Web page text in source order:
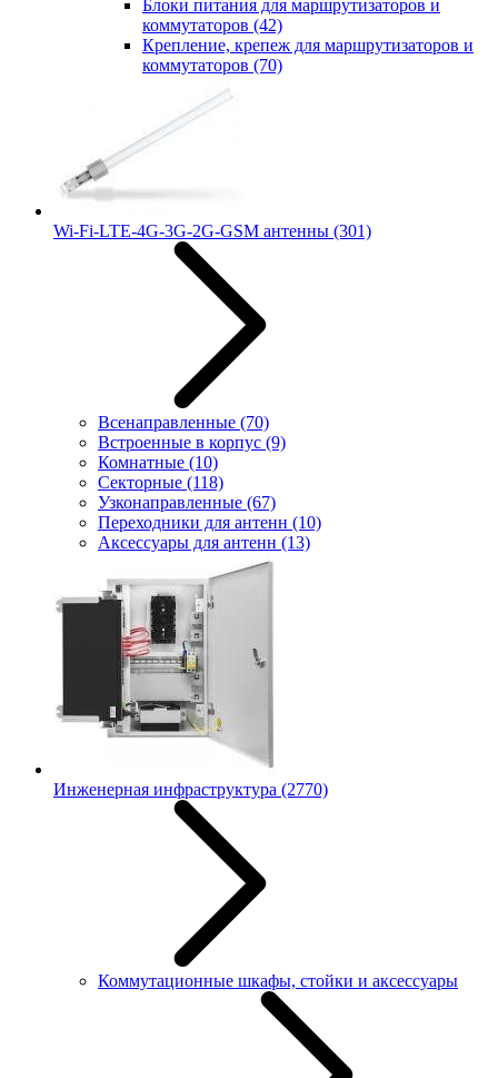
Блоки питания для маршрутизаторов и
коммутаторов (42)
Крепление, крепеж для маршрутизаторов и
коммутаторов (70)
Wi-Fi-LTE-4G-3G-2G-GSM антенны (301)
Всенаправленные (70)
Встроенные в корпус (9)
Комнатные (10)
Секторные (118)
Узконаправленные (67)
Переходники для антенн (10)
Аксессуары для антенн (13)
Инженерная инфраструктура (2770)
Коммутационные шкафы, стойки и аксессуары